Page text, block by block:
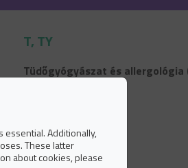
T, TY
Tüdőgyógyászat és
U, Ú
Ultrahang
essential. Additionally,
These latter
about cookies, please